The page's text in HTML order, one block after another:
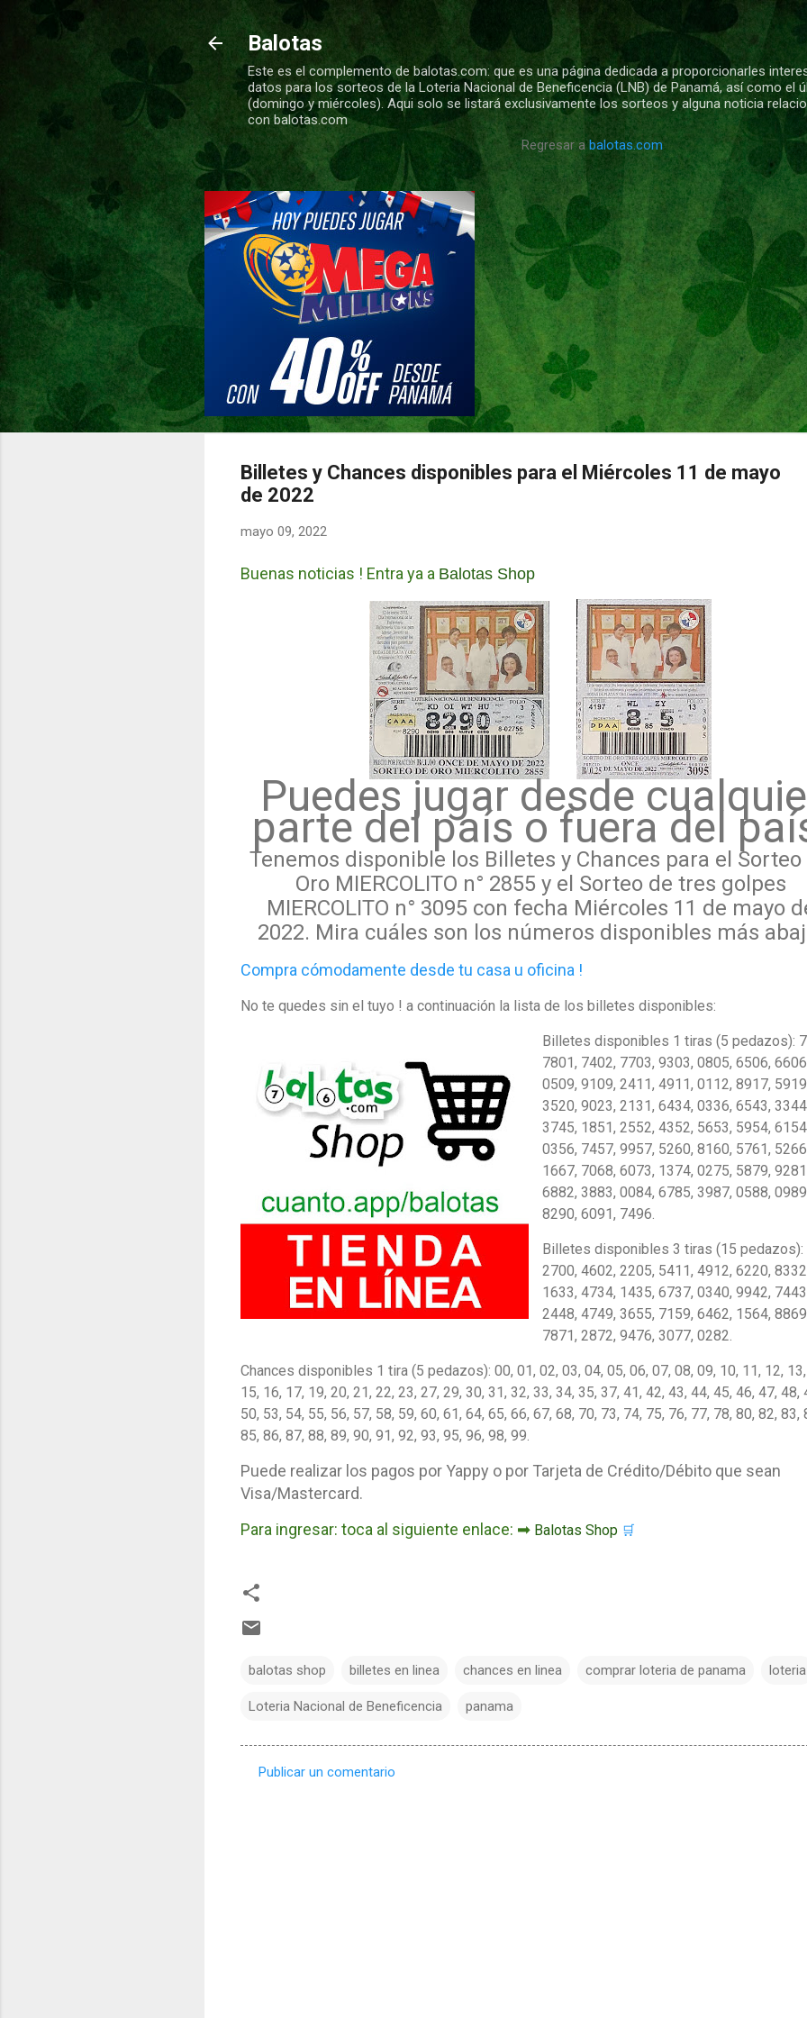
Ir al contenido principal
Balotas
Este es el complemento de balotas.com: que es una página dedicada a proporcionarles
datos para los sorteos de la Loteria Nacional de Beneficencia (LNB) de Panamá, así como el
(domingo y miércoles). Aqui solo se listará exclusivamente los sorteos y alguna noticia
con balotas.com
Regresar abalotas.com
Billetes y Chances disponibles para el Miércoles 11 de mayo
de 2022
mayo 09, 2022
Buenas noticias ! Entra ya a Balotas Shop
Puedes jugar desde
parte del país o fuera del
Tenemos disponible los Billetes y Chances para el Sorteo
Oro MIERCOLITO n° 2855 y el Sorteo de tres golpes
MIERCOLITO n° 3095 con fecha Miércoles 11 de mayo
2022. Mira cuáles son los números disponibles más
Compra cómodamente desde tu casa u oficina !
No te quedes sin el tuyo ! a continuación la lista de los billetes disponibles:
Billetes disponibles 1 tiras (5 pedazos):
7801, 7402, 7703, 9303, 0805, 6506,
0509, 9109, 2411, 4911, 0112, 8917,
3520, 9023, 2131, 6434, 0336, 6543,
3745, 1851, 2552, 4352, 5653, 5954,
0356, 7457, 9957, 5260, 8160, 5761,
1667, 7068, 6073, 1374, 0275, 5879,
6882, 3883, 0084, 6785, 3987, 0588,
8290, 6091, 7496.
Billetes disponibles 3 tiras (15 pedazos):
2700, 4602, 2205, 5411, 4912, 6220,
1633, 4734, 1435, 6737, 0340, 9942,
2448, 4749, 3655, 7159, 6462, 1564,
7871, 2872, 9476, 3077, 0282.
Chances disponibles 1 tira (5 pedazos): 00, 01, 02, 03, 04, 05, 06, 07, 08, 09, 10, 11, 12,
15, 16, 17, 19, 20, 21, 22, 23, 27, 29, 30, 31, 32, 33, 34, 35, 37, 41, 42, 43, 44, 45, 46, 47, 48,
50, 53, 54, 55, 56, 57, 58, 59, 60, 61, 64, 65, 66, 67, 68, 70, 73, 74, 75, 76, 77, 78, 80, 82, 83,
85, 86, 87, 88, 89, 90, 91, 92, 93, 95, 96, 98, 99.
Puede realizar los pagos por Yappy o por Tarjeta de Crédito/Débito que sean
Visa/Mastercard.
Para ingresar: toca al siguiente enlace: ➡ Balotas Shop 🛒
balotas shop billetes en linea chances en linea comprar loteria de panama loteria
Loteria Nacional de Beneficencia panama
Publicar un comentario